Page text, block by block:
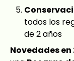
todos los
de 2 años
Novedades en